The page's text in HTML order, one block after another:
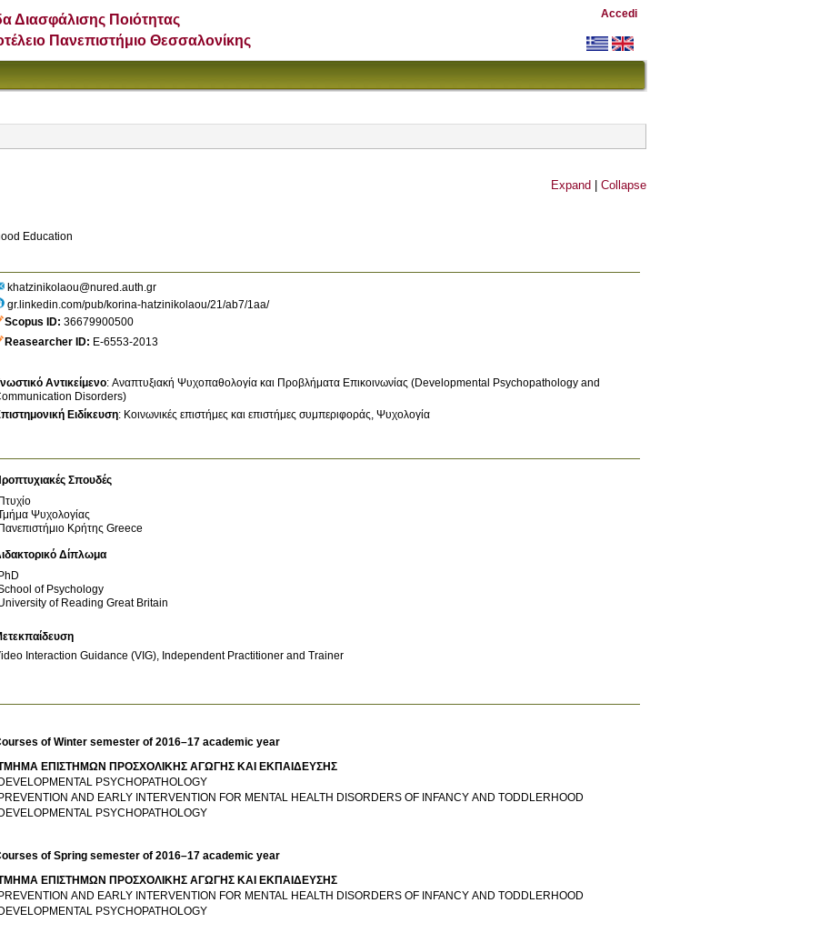
Διασφάλισης Ποιότητας
Πανεπιστήμιο Θεσσαλονίκης
Accedi
Expand Collapse
Education
khatzinikolaou@nured.auth.gr
gr.linkedin.com/pub/korina-hatzinikolaou/21/ab7/1aa/
Scopus ID 36679900500
Reasearcher ID
E-6553-2013
Αντικείμενο: Αναπτυξιακή Ψυχοπαθολογία και Προβλήματα Επικοινωνίας (Developmental Psychopathology and
Disorders)
Ειδίκευση: Κοινωνικές επιστήμες και επιστήμες συμπεριφοράς Ψυχολογία
Σπουδές
Πτυχίο
Ψυχολογίας
Πανεπιστήμιο Κρήτης Greece
Δίπλωμα
PhD
of Psychology
of Reading Great Britain
Interaction Guidance (VIG), Independent Practitioner and Trainer
of Winter semester of 2016–17 academic year
ΕΠΙΣΤΗΜΩΝ ΠΡΟΣΧΟΛΙΚΗΣ ΑΓΩΓΗΣ ΚΑΙ ΕΚΠΑΙΔΕΥΣΗΣ
DEVELOPMENTAL PSYCHOPATHOLOGY
PREVENTION AND EARLY INTERVENTION FOR MENTAL HEALTH DISORDERS OF INFANCY AND TODDLERHOOD
DEVELOPMENTAL PSYCHOPATHOLOGY
of Spring semester of 2016–17 academic year
ΕΠΙΣΤΗΜΩΝ ΠΡΟΣΧΟΛΙΚΗΣ ΑΓΩΓΗΣ ΚΑΙ ΕΚΠΑΙΔΕΥΣΗΣ
PREVENTION AND EARLY INTERVENTION FOR MENTAL HEALTH DISORDERS OF INFANCY AND TODDLERHOOD
DEVELOPMENTAL PSYCHOPATHOLOGY